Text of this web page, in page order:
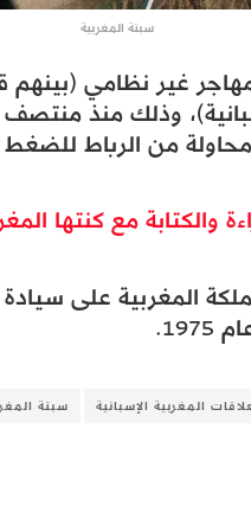
سبتة المغربية
وذلك منذ
من الرباط
والكتابة مع كنتها
المغربية على
المغربية الإسبانية سبتة